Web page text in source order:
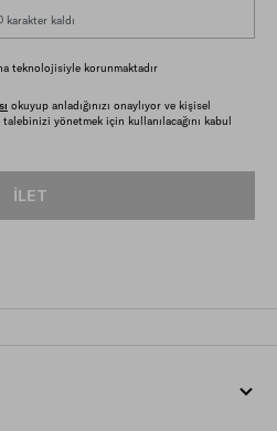
karakter kaldı
teknolojisiyle korunmaktadır
okuyup anladığınızı onaylıyor ve kişisel
yönetmek için kullanılacağını kabul
İLET